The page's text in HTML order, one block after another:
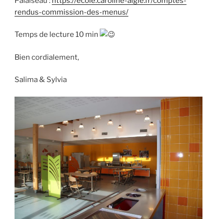
rendus-commission-des-menus/
Temps de lecture 10 min
Bien cordialement,
Salima & Sylvia